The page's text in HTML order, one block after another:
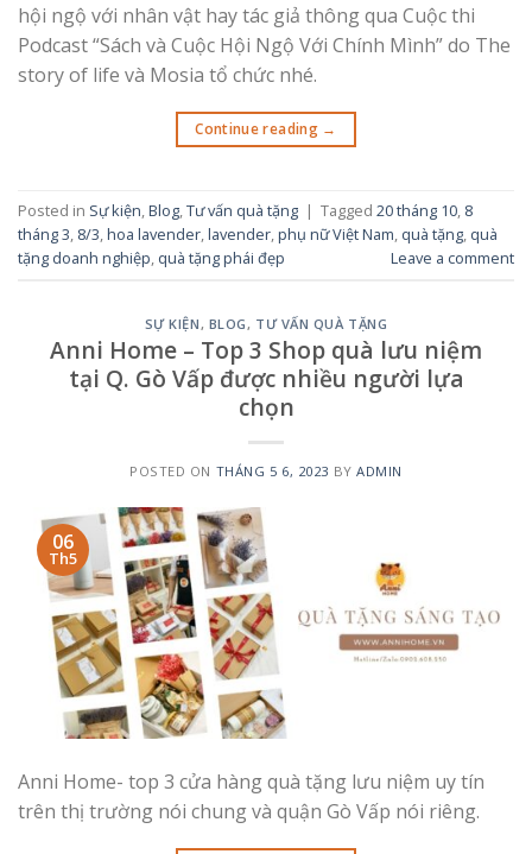
hội ngộ với nhân vật hay tác giả thông qua Cuộc thi
Podcast “Sách và Cuộc Hội Ngộ Với Chính Mình” do The
story of life và Mosia tổ chức nhé.
Continue reading →
Posted in Sự kiện,Blog,Tư vấn quà tặng | Tagged 20 tháng 10, 8
tháng 3, 8/3,hoa lavender,lavender,phụ nữ Việt Nam, quà tặng, quà
tặng doanh nghiệp, quà tặng phái đẹp Leave a comment
SỰ KIỆN , BLOG , TƯ VẤN QUÀ TẶNG
Anni Home – Top 3 Shop quà lưu niệm
tại Q. Gò Vấp được nhiều người lựa
chọn
POSTED ON THÁNG 5 6, 2023 BYADMIN
06
Th5
Anni Home- top 3 cửa hàng quà tặng lưu niệm uy tín
trên thị trường nói chung và quận Gò Vấp nói riêng.